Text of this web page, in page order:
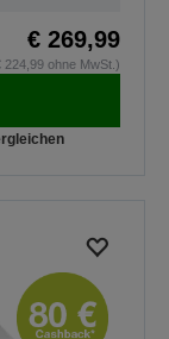
€ 269,99
224,99 ohne MwSt.)